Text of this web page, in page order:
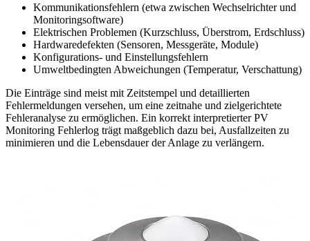
Kommunikationsfehlern (etwa zwischen Wechselrichter und
Monitoringsoftware)
Elektrischen Problemen (Kurzschluss, Überstrom, Erdschluss)
Hardwaredefekten (Sensoren, Messgeräte, Module)
Konfigurations- und Einstellungsfehlern
Umweltbedingten Abweichungen (Temperatur, Verschattung)
Die Einträge sind meist mit Zeitstempel und detaillierten
Fehlermeldungen versehen, um eine zeitnahe und zielgerichtete
Fehleranalyse zu ermöglichen. Ein korrekt interpretierter PV
Monitoring Fehlerlog trägt maßgeblich dazu bei, Ausfallzeiten zu
minimieren und die Lebensdauer der Anlage zu verlängern.